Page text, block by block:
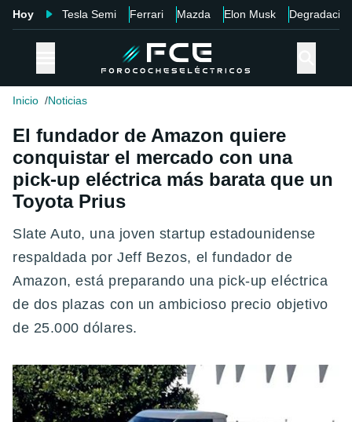
Hoy Tesla Semi Ferrari Mazda Elon Musk Degradación
Inicio Noticias
El fundador de Amazon quiere
conquistar el mercado con una
pick-up eléctrica más barata que un
Toyota Prius
Slate Auto, una joven startup estadounidense
respaldada por Jeff Bezos, el fundador de
Amazon, está preparando una pick-up eléctrica
de dos plazas con un ambicioso precio objetivo
de 25.000 dólares.